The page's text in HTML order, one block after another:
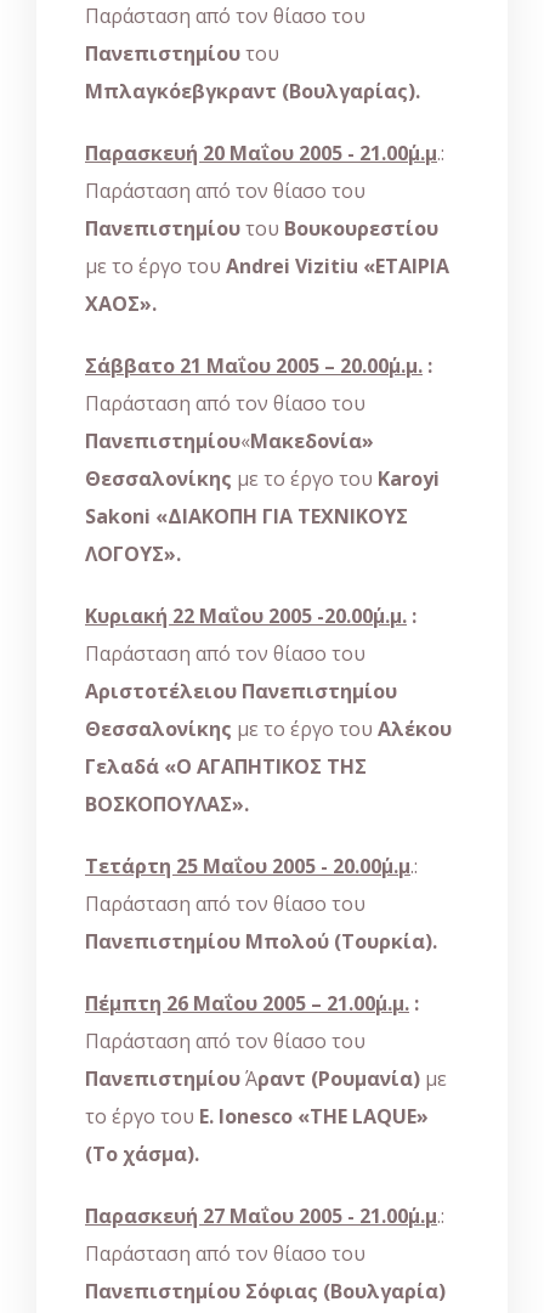
Παράσταση από τον θίασο του
Πανεπιστημίουτου
Μπλαγκόεβγκραντ (Βουλγαρίας).
Παρασκευή 20 Μαΐου 2005 - 21.00΄μ.μ.:
Παράσταση από τον θίασο του
Πανεπιστημίουτου Βουκουρεστίου
με το έργο του Andrei Vizitiu «ΕΤΑΙΡΙΑ
ΧΑΟΣ».
Σάββατο 21 Μαΐου 2005 – 20.00΄μ.μ. :
Παράσταση από τον θίασο του
Πανεπιστημίου«Μακεδονία»
Θεσσαλονίκης με το έργο του Karoyi
Sakoni «ΔΙΑΚΟΠΗ ΓΙΑ ΤΕΧΝΙΚΟΥΣ
ΛΟΓΟΥΣ».
Κυριακή 22 Μαΐου 2005 -20.00΄μ.μ. :
Παράσταση από τον θίασο του
Αριστοτέλειου Πανεπιστημίου
Θεσσαλονίκης με το έργο του Αλέκου
Γελαδά «Ο ΑΓΑΠΗΤΙΚΟΣ ΤΗΣ
ΒΟΣΚΟΠΟΥΛΑΣ».
Τετάρτη 25 Μαΐου 2005 - 20.00΄μ.μ.:
Παράσταση από τον θίασο του
Πανεπιστημίου Μπολού (Τουρκία).
Πέμπτη 26 Μαΐου 2005 – 21.00΄μ.μ. :
Παράσταση από τον θίασο του
ΠανεπιστημίουΆραντ (Ρουμανία) με
το έργο του E. Ionesco «THE LAQUE»
(Το χάσμα).
Παρασκευή 27 Μαΐου 2005 - 21.00΄μ.μ.:
Παράσταση από τον θίασο του
Πανεπιστημίου Σόφιας (Βουλγαρία)